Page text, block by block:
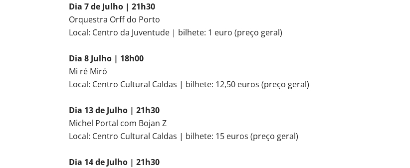
Dia 7 de Julho | 21h30
Orquestra Orff do Porto
Local: Centro da Juventude | bilhete: 1 euro (preço geral)
Dia 8 Julho | 18h00
Mi ré Miró
Local: Centro Cultural Caldas | bilhete: 12,50 euros (preço geral)
Dia 13 de Julho | 21h30
Michel Portal com Bojan Z
Local: Centro Cultural Caldas | bilhete: 15 euros (preço geral)
Dia 14 de Julho | 21h30